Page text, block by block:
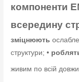
компоненти
всередину
зміцнюють
структури; •
живим по всій